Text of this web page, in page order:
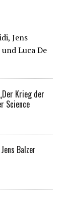
Jens
Luca De
Krieg der
Science
Balzer